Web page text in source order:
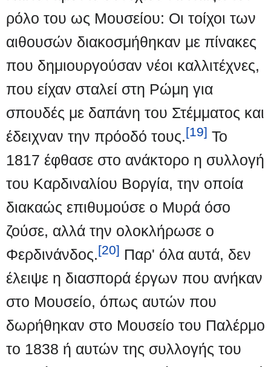
ρόλο του ως Μουσείου: Οι τοίχοι των
αιθουσών διακοσμήθηκαν με πίνακες
που δημιουργούσαν νέοι καλλιτέχνες,
που είχαν σταλεί στη Ρώμη για
σπουδές με δαπάνη του Στέμματος και
έδειχναν την πρόοδό τους.[19] Το
1817 έφθασε στο ανάκτορο η συλλογή
του Καρδιναλίου Βοργία, την οποία
διακαώς επιθυμούσε ο Μυρά όσο
ζούσε, αλλά την ολοκλήρωσε ο
Φερδινάνδος.[20] Παρ' όλα αυτά, δεν
έλειψε η διασπορά έργων που ανήκαν
στο Μουσείο, όπως αυτών που
δωρήθηκαν στο Μουσείο του Παλέρμο
το 1838 ή αυτών της συλλογής του